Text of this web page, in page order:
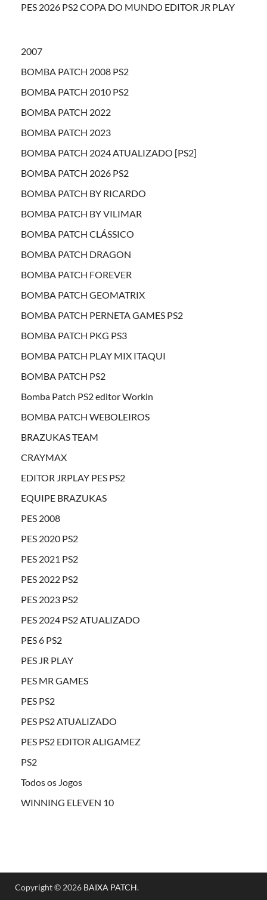
PES 2026 PS2 COPA DO MUNDO EDITOR JR PLAY
2007
BOMBA PATCH 2008 PS2
BOMBA PATCH 2010 PS2
BOMBA PATCH 2022
BOMBA PATCH 2023
BOMBA PATCH 2024 ATUALIZADO [PS2]
BOMBA PATCH 2026 PS2
BOMBA PATCH BY RICARDO
BOMBA PATCH BY VILIMAR
BOMBA PATCH CLÁSSICO
BOMBA PATCH DRAGON
BOMBA PATCH FOREVER
BOMBA PATCH GEOMATRIX
BOMBA PATCH PERNETA GAMES PS2
BOMBA PATCH PKG PS3
BOMBA PATCH PLAY MIX ITAQUI
BOMBA PATCH PS2
Bomba Patch PS2 editor Workin
BOMBA PATCH WEBOLEIROS
BRAZUKAS TEAM
CRAYMAX
EDITOR JRPLAY PES PS2
EQUIPE BRAZUKAS
PES 2008
PES 2020 PS2
PES 2021 PS2
PES 2022 PS2
PES 2023 PS2
PES 2024 PS2 ATUALIZADO
PES 6 PS2
PES JR PLAY
PES MR GAMES
PES PS2
PES PS2 ATUALIZADO
PES PS2 EDITOR ALIGAMEZ
PS2
Todos os Jogos
WINNING ELEVEN 10
Copyright © 2026 BAIXA PATCH.